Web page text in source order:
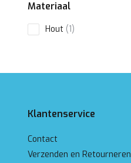
Materiaal
Hout (1)
Klantenservice
Contact
Verzenden en Retourneren